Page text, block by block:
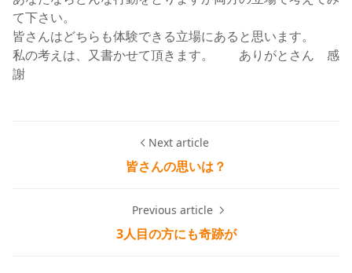
て下さい。
皆さんはどちらも体験できる立場にあると思います。
私の考えは、又書かせて頂きます。 ありがとさん 感
謝
Next article
皆さんの思いは？
Previous article
3人目の方にも奇跡が